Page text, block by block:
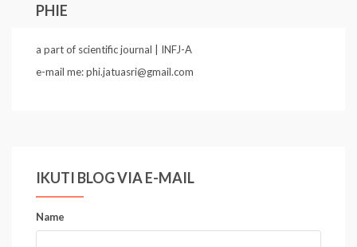
k
PHIE
a part of scientific journal | INFJ-A
e-mail me: phi.jatuasri@gmail.com
IKUTI BLOG VIA E-MAIL
Name